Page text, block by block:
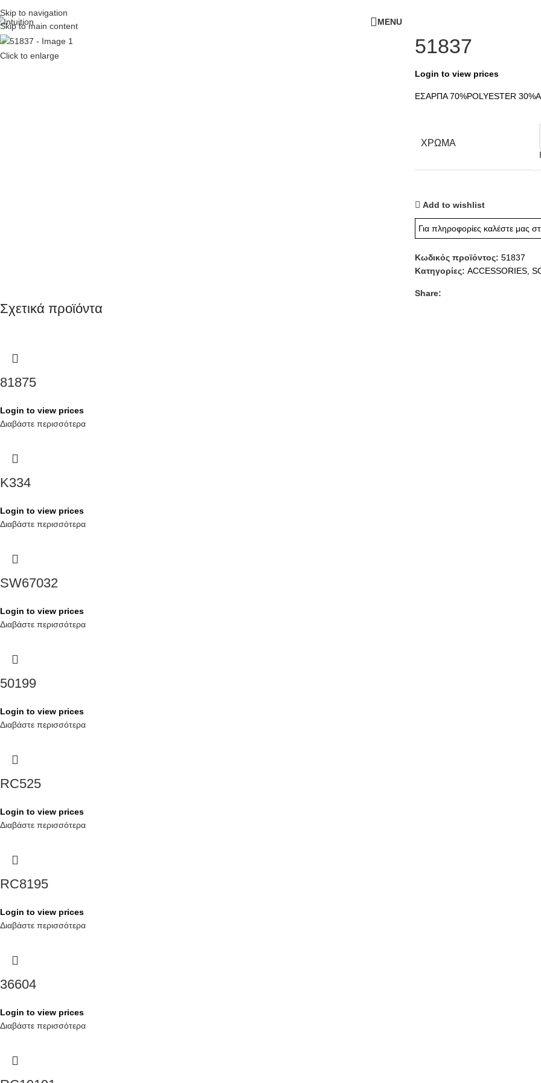
Skip to navigation
Skip to main content
MENU
Click to enlarge 51837
Login to view prices
ΕΣΑΡΠΑ 70%POLYESTER
ΧΡΩΜΑ
Add to wishlist
Για πληροφορίες καλέστε μας
Κωδικός προϊόντος: 51837
Κατηγορίες: ACCESSORIES
Share:
Σχετικά προϊόντα
81875
Login to view prices
Διαβάστε περισσότερα
K334
Login to view prices
Διαβάστε περισσότερα
SW67032
Login to view prices
Διαβάστε περισσότερα
50199
Login to view prices
Διαβάστε περισσότερα
RC525
Login to view prices
Διαβάστε περισσότερα
RC8195
Login to view prices
Διαβάστε περισσότερα
36604
Login to view prices
Διαβάστε περισσότερα